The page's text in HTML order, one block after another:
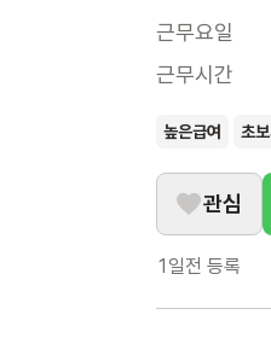
근무요일
근무시간
높은급여 초
관심
1일전 등록